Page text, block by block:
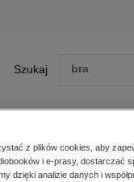
Szukaj
główna Wydawnictwo
z plików cookies, aby
i e-prasy, dostarczać
dzięki analizie danych i